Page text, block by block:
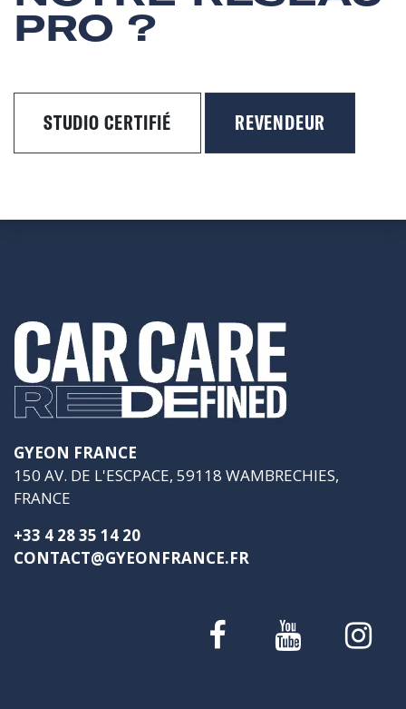
PRO ?
STUDIO CERTIFIÉ REVENDEUR
GYEON FRANCE
150 AV. DE L'ESCPACE, 59118 WAMBRECHIES,
FRANCE
+33 4 28 35 14 20
CONTACT@GYEONFRANCE.FR